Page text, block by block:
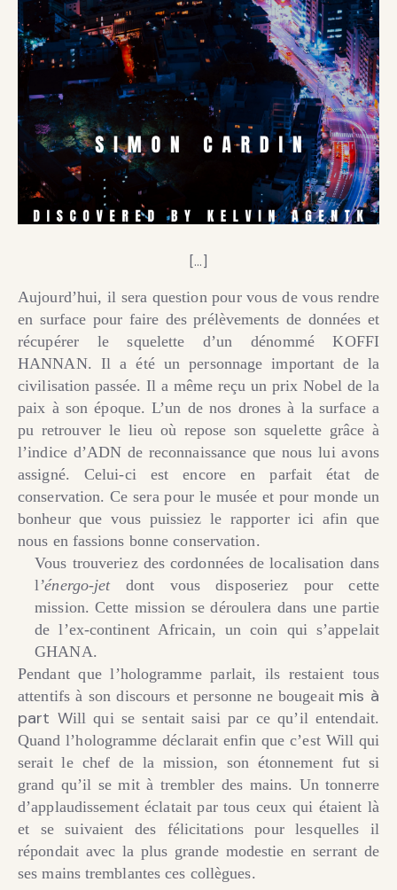
[…]
Aujourd’hui, il sera question pour vous de vous rendre
en surface pour faire des prélèvements de données et
récupérer le squelette d’un dénommé KOFFI
HANNAN. Il a été un personnage important de la
civilisation passée. Il a même reçu un prix Nobel de la
paix à son époque. L’un de nos drones à la surface a
pu retrouver le lieu où repose son squelette grâce à
l’indice d’ADN de reconnaissance que nous lui avons
assigné. Celui-ci est encore en parfait état de
conservation. Ce sera pour le musée et pour monde un
bonheur que vous puissiez le rapporter ici afin que
nous en fassions bonne conservation.
Vous trouveriez des cordonnées de localisation dans
l’énergo-jetdont vous disposeriez pour cette
mission. Cette mission se déroulera dans une partie
de l’ex-continent Africain, un coin qui s’appelait
GHANA.
Pendant que l’hologramme parlait, ils restaient tous
attentifs à son discours et personne ne bougeait mis à
part Will qui se sentait saisi par ce qu’il entendait.
Quand l’hologramme déclarait enfin que c’est Will qui
serait le chef de la mission, son étonnement fut si
grand qu’il se mit à trembler des mains. Un tonnerre
d’applaudissement éclatait par tous ceux qui étaient là
et se suivaient des félicitations pour lesquelles il
répondait avec la plus grande modestie en serrant de
ses mains tremblantes ces collègues.